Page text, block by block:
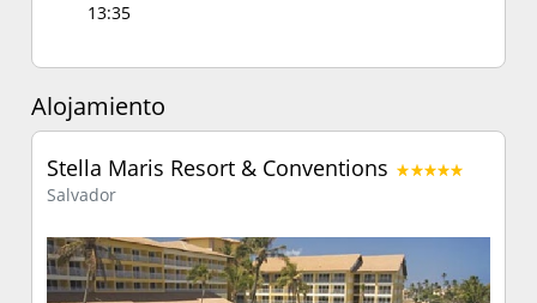
13:35
Alojamiento
Stella Maris Resort & Conventions
Salvador